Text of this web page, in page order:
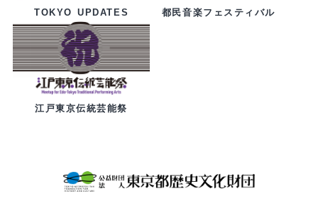
TOKYO UPDATES 都民音楽フェスティバル
江戸東京伝統芸能祭